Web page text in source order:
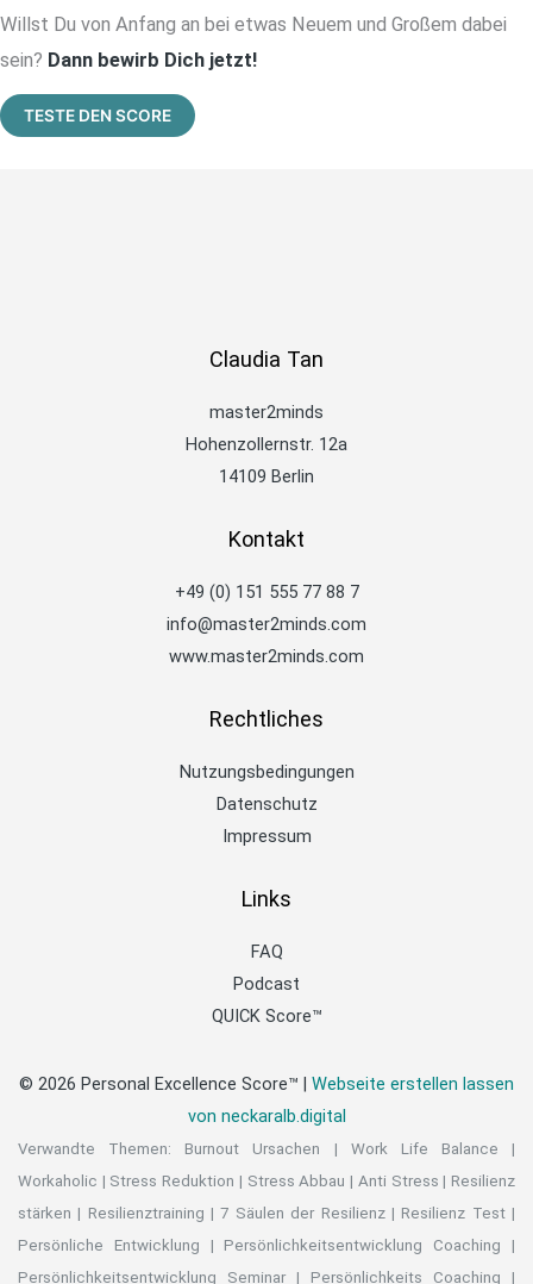
Willst Du von Anfang an bei etwas Neuem und Großem dabei
sein? Dann bewirb Dich jetzt!
TESTE DEN SCORE
Claudia Tan
master2minds
Hohenzollernstr. 12a
14109 Berlin
Kontakt
+49 (0) 151 555 77 88 7
info@master2minds.com
www.master2minds.com
Rechtliches
Nutzungsbedingungen
Datenschutz
Impressum
Links
FAQ
Podcast
QUICK Score™
© 2026 Personal Excellence Score™ | Webseite erstellen lassen
von neckaralb.digital
Verwandte Themen: Burnout Ursachen | Work Life Balance |
Workaholic | Stress Reduktion | Stress Abbau | Anti Stress | Resilienz
stärken | Resilienztraining |7 Säulen der Resilienz| Resilienz Test|
Persönliche Entwicklung | Persönlichkeitsentwicklung Coaching |
Persönlichkeitsentwicklung Seminar| Persönlichkeits Coaching |